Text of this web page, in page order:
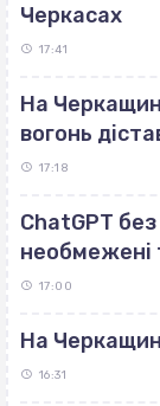
Черкасах
17:41
На
вогонь
17:18
ChatGPT без
необмежені
17:00
На
16:31